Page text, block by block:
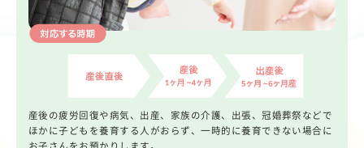
産後の疲労回復や病気、出産、家族の介護、出張、冠婚葬祭などで
ほかに子どもを養育する人がおらず、一時的に養育できない場合に